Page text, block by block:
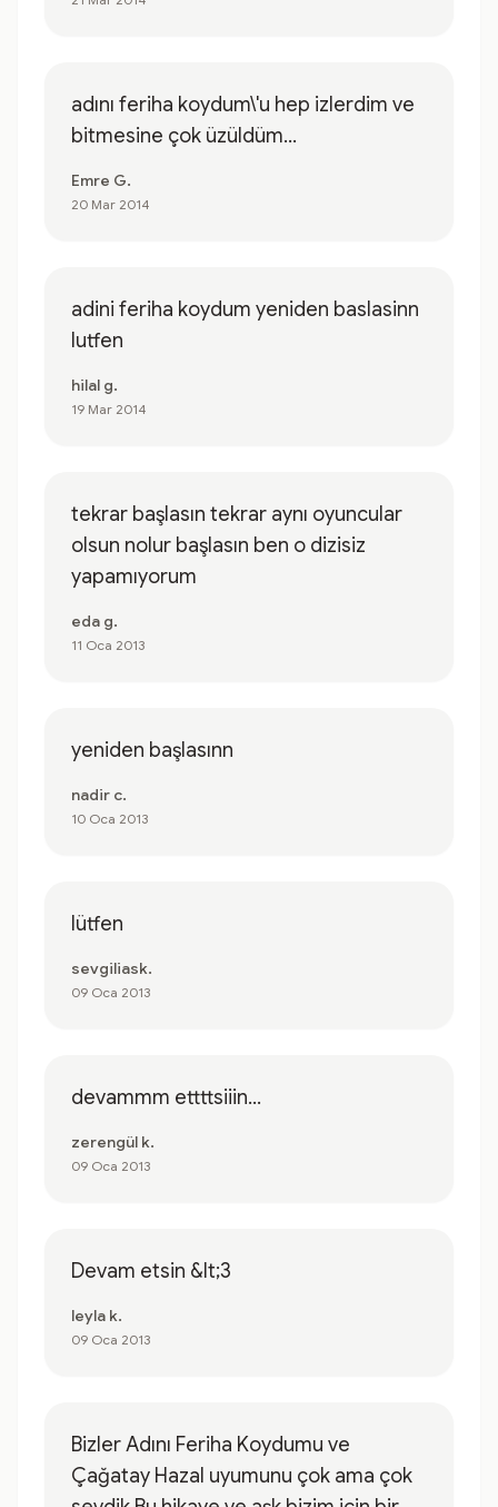
adını feriha koydum\'u hep izlerdim ve
bitmesine çok üzüldüm...
Emre G.
20 Mar 2014
adini feriha koydum yeniden baslasinn
lutfen
hilal g.
19 Mar 2014
tekrar başlasın tekrar aynı oyuncular
olsun nolur başlasın ben o dizisiz
yapamıyorum
eda g.
11 Oca 2013
yeniden başlasınn
nadir c.
10 Oca 2013
lütfen
sevgiliask.
09 Oca 2013
devammm ettttsiiin...
zerengül k.
09 Oca 2013
Devam etsin &lt;3
leyla k.
09 Oca 2013
Bizler Adını Feriha Koydumu ve
Çağatay Hazal uyumunu çok ama çok